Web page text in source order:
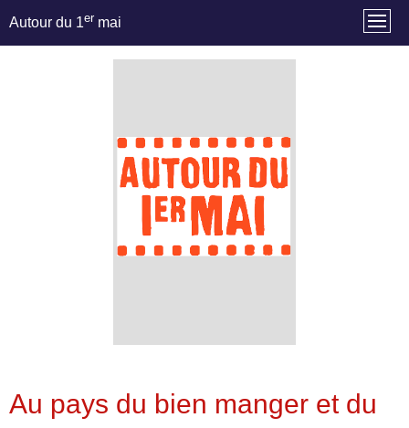
Autour du 1er mai
Au pays du bien manger et du